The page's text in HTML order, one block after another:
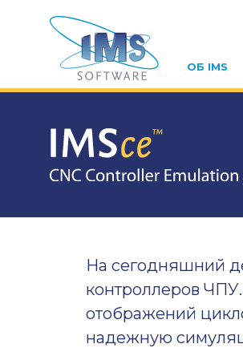
ОБ IMS
На сегодняшний
контроллеров
отображений
надежную